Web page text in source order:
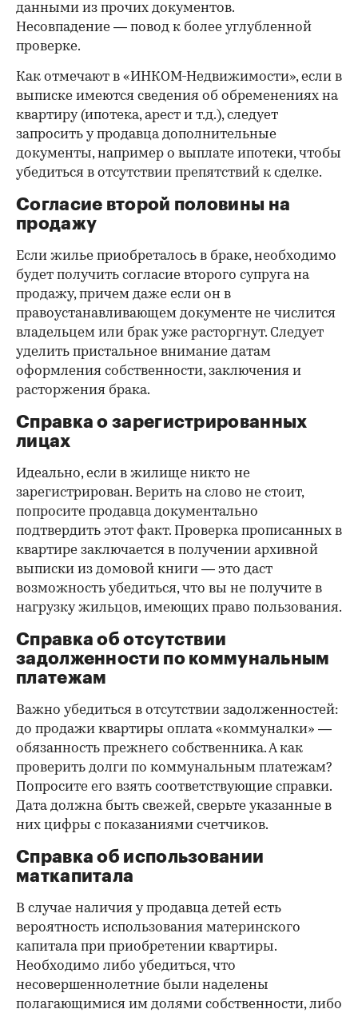
данными из прочих документов.
Несовпадение — повод к более углубленной
проверке.
Как отмечают в «ИНКОМ-Недвижимости», если в
выписке имеются сведения об обременениях на
квартиру (ипотека, арест и т.д.), следует
запросить у продавца дополнительные
документы, например о выплате ипотеки, чтобы
убедиться в отсутствии препятствий к сделке.
Согласие второй половины на
продажу
Если жилье приобреталось в браке, необходимо
будет получить согласие второго супруга на
продажу, причем даже если он в
правоустанавливающем документе не числится
владельцем или брак уже расторгнут. Следует
уделить пристальное внимание датам
оформления собственности, заключения и
расторжения брака.
Справка о зарегистрированных
лицах
Идеально, если в жилище никто не
зарегистрирован. Верить на слово не стоит,
попросите продавца документально
подтвердить этот факт. Проверка прописанных в
квартире заключается в получении архивной
выписки из домовой книги — это даст
возможность убедиться, что вы не получите в
нагрузку жильцов, имеющих право пользования.
Справка об отсутствии
задолженности по коммунальным
платежам
Важно убедиться в отсутствии задолженностей:
до продажи квартиры оплата «коммуналки» —
обязанность прежнего собственника. А как
проверить долги по коммунальным платежам?
Попросите его взять соответствующие справки.
Дата должна быть свежей, сверьте указанные в
них цифры с показаниями счетчиков.
Справка об использовании
маткапитала
В случае наличия у продавца детей есть
вероятность использования материнского
капитала при приобретении квартиры.
Необходимо либо убедиться, что
несовершеннолетние были наделены
полагающимися им долями собственности, либо